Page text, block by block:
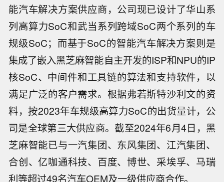
能汽车解决方案供应商，公司现已设计了华山系
列高算力SoC和武当系列跨域SoC两个系列的车
规级SoC；而基于SoC的智能汽车解决方案则是
集成了嵌入黑芝麻智能自主开发的ISP和NPU的IP
核SoC、中间件和工具链的算法和支持软件，以
满足广泛的客户需求。根据弗若斯特沙利文的资
料，按2023年车规级高算力SoC的出货量计，公
司是全球第三大供应商。截至2024年6月4日，黑
芝麻智能已与一汽集团、东风集团、江汽集团、
合创、亿咖通科技、百度、博世、采埃孚、马瑞
利等超过49名汽车OEM及一级供应商合作。